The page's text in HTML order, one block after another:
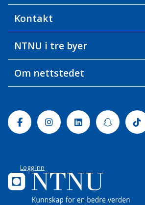
Kontakt
NTNU i tre byer
Om nettstedet
FacebookInstagramLinkedin
Logg inn